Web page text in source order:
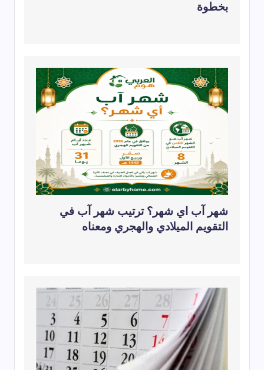
بخطوة
شهر آب اي شهر؟ ترتيب شهر آب في
التقويم الميلادي والهجري ومعناه